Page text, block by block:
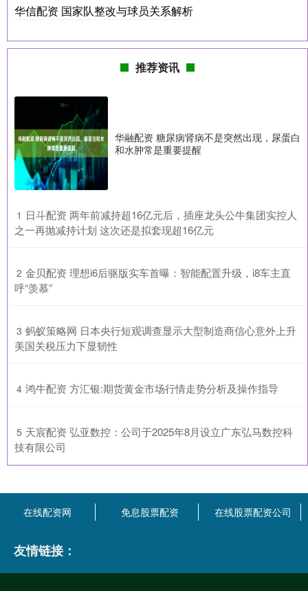
华信配资 国家队整改与球员关系解析
推荐资讯
华融配资 糖尿病肾病不是突然出现，尿蛋白
和水肿常是重要提醒
1 ​日斗配资 两年前减持超16亿元后，插座龙头公牛集团实控人
之一再抛减持计划 这次还是拟套现超16亿元
2 ​金贝配资 理想i6后驱版实车首曝：智能配置升级，i8车主直
呼“羡慕”
3 ​蚂蚁策略网 日本央行短观调查显示大型制造商信心意外上升
美国关税压力下显韧性
4 ​鸿牛配资 方汇银:期货黄金市场行情走势分析及操作指导
5 ​天宸配资 弘亚数控：公司于2025年8月设立广东弘马数控科
技有限公司
在线配资网 免息股票配资 在线股票配资公司
友情链接：